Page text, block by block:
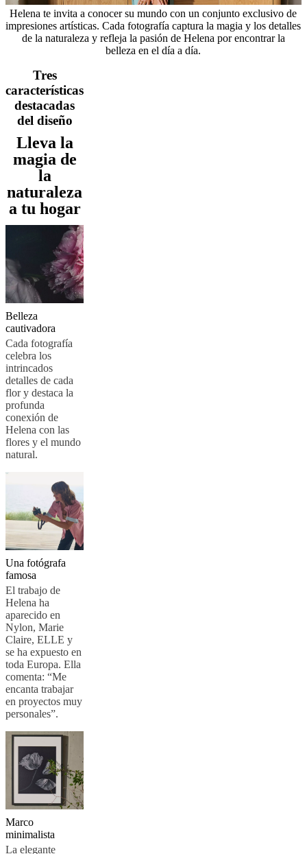
al
aire
libreEspacios
BoConcept
Helena
ChristensenInspiración
cliente
Contacto
del
productoInstrucciones
montajeGarantía
de
decoración
Solicita
muestras
gratis
Buscar
una
tienda Acerca
de
BoConcept
social
corporativaLa
historia Sala
de
prensaArtesanía
y
calidadConoce
a
nuestros
diseñadoresPersonalización
and
accesibilidadHazte
franquiciadoProfessionals
ProgramProjectsArticles
news
Helena te invita a conocer su mundo con un conjunto exclusivo de
impresiones artísticas. Cada fotografía captura la magia y los detalles
de la naturaleza y refleja la pasión de Helena por encontrar la
belleza en el día a día.
Tres
características
destacadas
del diseño
Lleva la
magia de
la
naturaleza
a tu hogar
Belleza
cautivadora
Cada fotografía
celebra los
intrincados
detalles de cada
flor y destaca la
profunda
conexión de
Helena con las
flores y el mundo
natural.
Una fotógrafa
famosa
El trabajo de
Helena ha
aparecido en
Nylon, Marie
Claire, ELLE y
se ha expuesto en
toda Europa. Ella
comenta: “Me
encanta trabajar
en proyectos muy
personales”.
Marco
minimalista
La elegante